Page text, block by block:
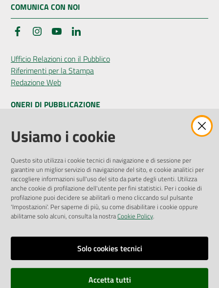
COMUNICA CON NOI
FacebookInstagramYouTube
Ufficio Relazioni con il Pubblico
Riferimenti per la Stampa
Redazione Web
ONERI DI PUBBLICAZIONE
Amministrazione Trasparente
Pubblicità legale
Privacy Policy
Attuazione Misure PNRR
Liste di Attesa
ENTI, IMPRESE E PARTNER
Fatturazione Elettronica
Richiesta Patrocinio
Usiamo i cookie
Questo sito utilizza i cookie tecnici di navigazione e di sessione per
garantire un miglior servizio di navigazione del sito, e cookie analitici per
raccogliere informazioni sull'uso del sito da parte degli utenti. Utilizza
anche cookie di profilazione dell'utente per fini statistici. Per i cookie di
profilazione puoi decidere se abilitarli o meno cliccando sul pulsante
'Impostazioni'. Per saperne di più, su come disabilitare i cookie oppure
abilitarne solo alcuni, consulta la nostraCookie Policy.
Solo cookies tecnici
Accetta tutti